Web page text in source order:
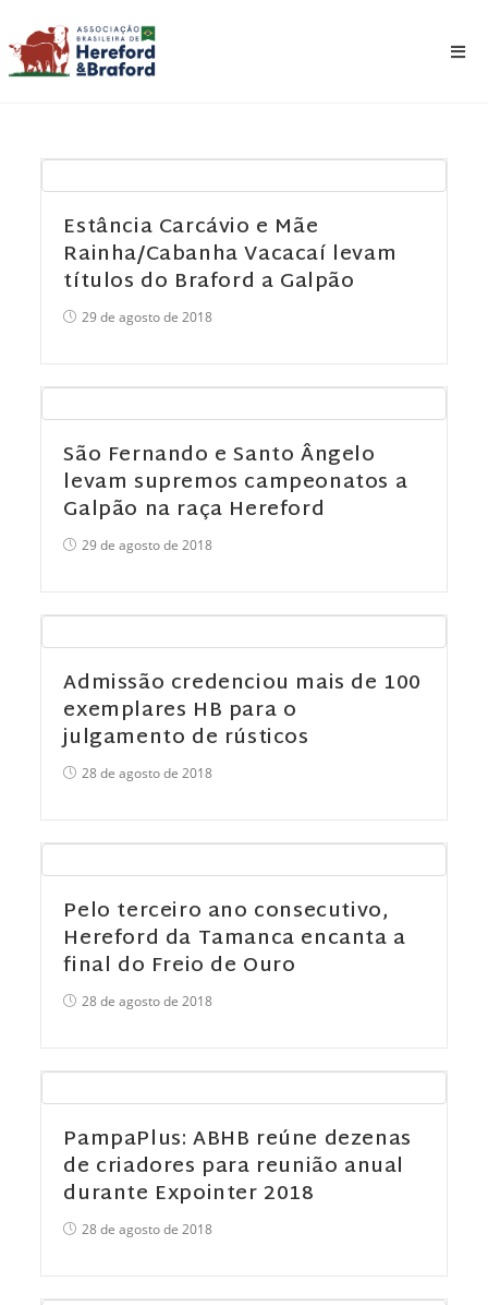
Estância Carcávio e Mãe
Rainha/Cabanha Vacacaí levam
títulos do Braford a Galpão
29 de agosto de 2018
São Fernando e Santo Ângelo
levam supremos campeonatos a
Galpão na raça Hereford
29 de agosto de 2018
Admissão credenciou mais de 100
exemplares HB para o
julgamento de rústicos
28 de agosto de 2018
Pelo terceiro ano consecutivo,
Hereford da Tamanca encanta a
final do Freio de Ouro
28 de agosto de 2018
PampaPlus: ABHB reúne dezenas
de criadores para reunião anual
durante Expointer 2018
28 de agosto de 2018